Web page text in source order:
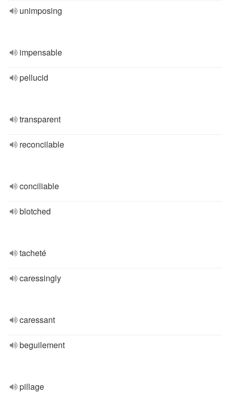
unimposing
impensable
pellucid
transparent
reconcilable
conciliable
blotched
tacheté
caressingly
caressant
beguilement
pillage